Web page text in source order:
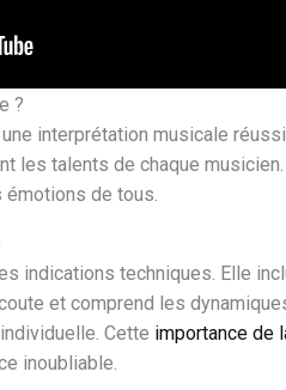
?
interprétation musicale
les talents de chaque
de tous.
indications techniques. Elle
et comprend les
Cette importance de
inoubliable.